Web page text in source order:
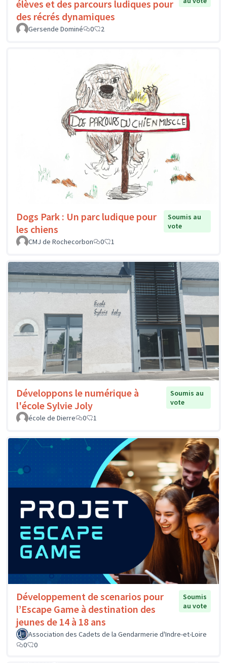
élèves et des parcours ludiques pour
des récrés dynamiques
Gersende Dominé 0 2
Dogs Park : Un parc ludique pour
les chiens
Soumis au
vote
CMJ de Rochecorbon
0 1
Développons le numérique à
l'école Sylvie Joly
Soumis au
vote
école de Dierre
0 1
Développement de scenarios pour
l’Escape Game à destination des
jeunes de 14 à 18 ans
Soumis
au vote
Association des Cadets de la Gendarmerie d'Indre-et-Loire
0
0